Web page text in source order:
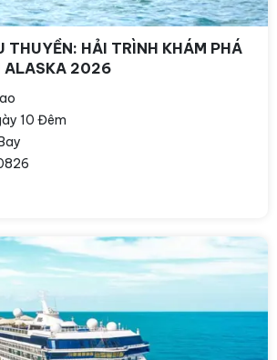
THUYỀN: HẢI TRÌNH KHÁM PHÁ
2026
10 Đêm